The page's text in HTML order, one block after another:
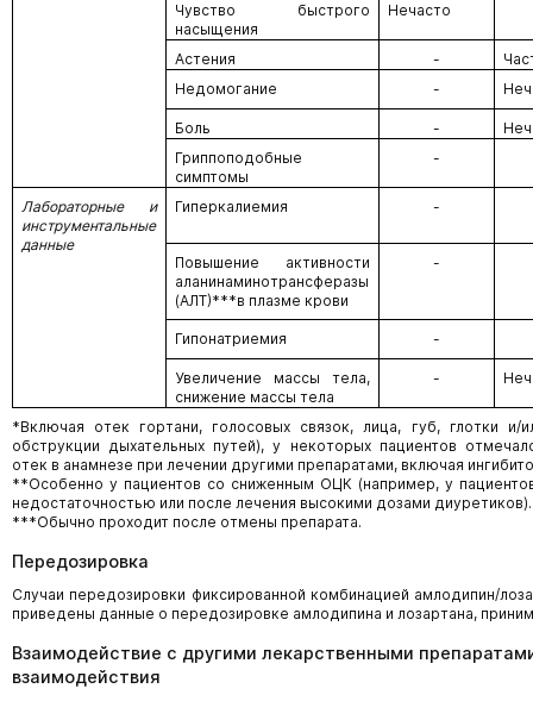
Чувство быстрого
насыщения
Нечасто
Астения -
Недомогание
-
Боль -
Гриппоподобные
симптомы
-
Лабораторные и
инструментальные
данные
Гиперкалиемия -
Повышение активности
аланинаминотрансферазы
(АЛТ)***в плазме крови
-
Гипонатриемия -
Увеличение массы тела,
снижение массы тела
-
*Включая отек гортани, голосовых связок, лица, губ, глотки и/
обструкции дыхательных путей), у некоторых пациентов
отек в анамнезе при лечении другими препаратами, включая
**Особенно у пациентов со сниженным ОЦК (например, у
недостаточностью или после лечения высокими дозами диуретиков).
***Обычно проходит после отмены препарата.
Передозировка
Случаи передозировки фиксированной комбинацией амлодипин/
приведены данные о передозировке амлодипина и лозартана,
Взаимодействие с другими лекарственными
взаимодействия